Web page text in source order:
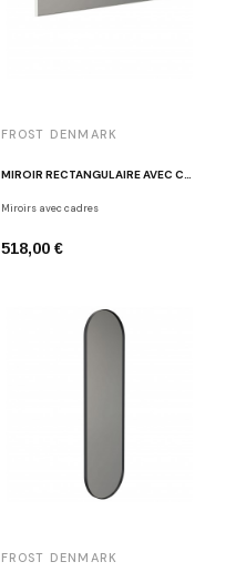
FROST DENMARK
Miroirs avec cadres
518,00 €
FROST DENMARK